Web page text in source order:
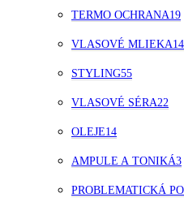
TERMO OCHRANA19
VLASOVÉ MLIEKA14
STYLING55
VLASOVÉ SÉRA22
OLEJE14
AMPULE A TONIKÁ3
PROBLEMATICKÁ